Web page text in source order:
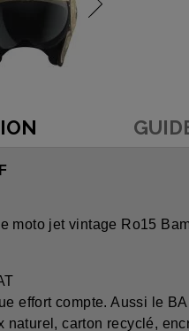
moto jet vintage Ro15
effort compte. Aussi le
naturel, carton recyclé,